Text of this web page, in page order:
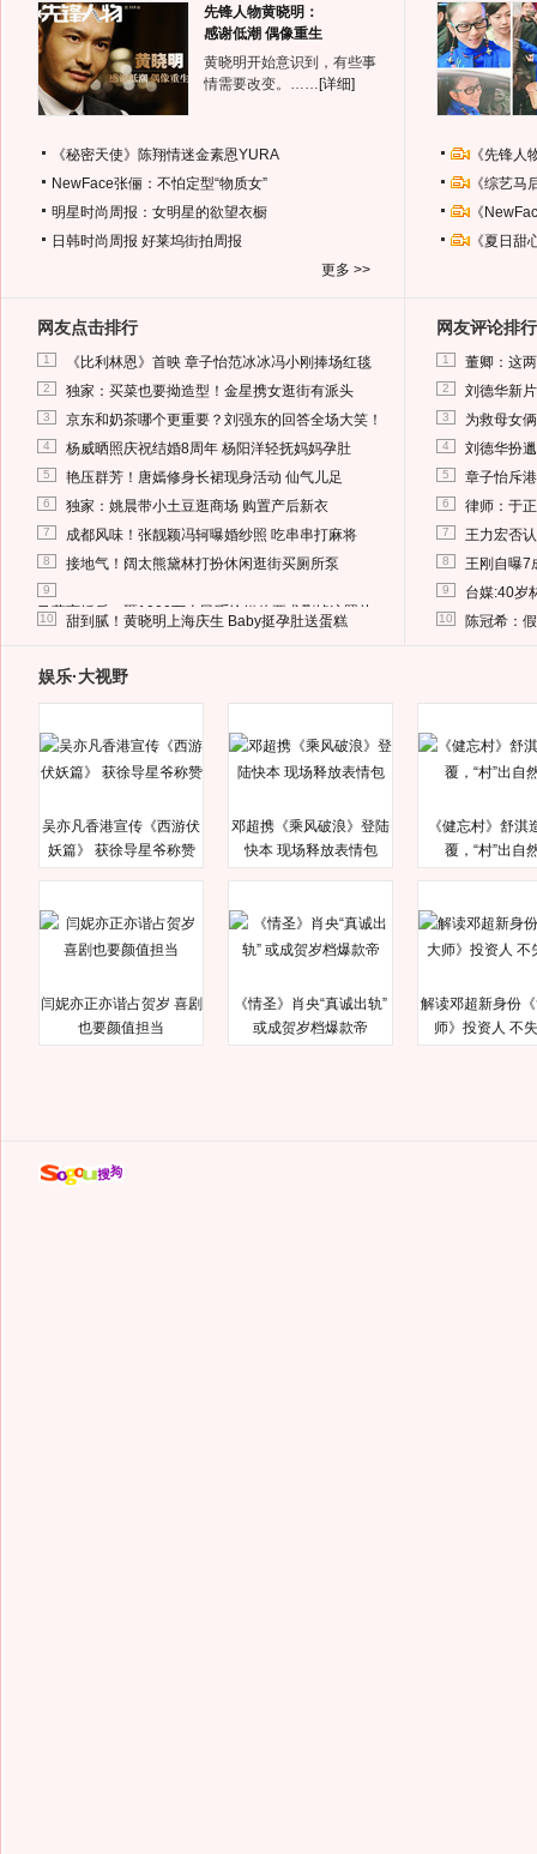
先锋人物黄晓明：
感谢低潮 偶像重生
黄晓明开始意识到，有些事
情需要改变。…… [详细]
《秘密天使》陈翔情迷金素恩YURA
NewFace张俪：不怕定型“物质女”
明星时尚周报：女明星的欲望衣橱
日韩时尚周报 好莱坞街拍周报
更多 >>
《先锋
《综艺
《
《夏日
网友点击排行
1 《比利林恩》首映 章子怡范冰冰冯小刚捧场红毯
2 独家：买菜也要拗造型！金星携女逛街有派头
3 京东和奶茶哪个更重要？刘强东的回答全场大笑！
4 杨威晒照庆祝结婚8周年 杨阳洋轻抚妈妈孕肚
5 艳压群芳！唐嫣修身长裙现身活动 仙气儿足
6 独家：姚晨带小土豆逛商场 购置产后新衣
7 成都风味！张靓颖冯轲曝婚纱照 吃串串打麻将
8 接地气！阔太熊黛林打扮休闲逛街买厕所泵
9
马蓉离婚后，砸1000万人民币给媒体要求删掉这照片
10 甜到腻！黄晓明上海庆生 Baby挺孕肚送蛋糕
网友评论排行
1 董卿：这
2 刘德华新
3 为救母女
4 刘德华扮
5 章子怡斥
6 律师：于
7 王力宏否
8 王刚自曝7
9 台媒:40岁
10 陈冠希：
娱乐·大视野
吴亦凡香港宣传《西游伏
妖篇》 获徐导星爷称赞
邓超携《乘风破浪》登陆
快本 现场释放表情包
《健忘村》舒淇
覆，“村”出自
闫妮亦正亦谐占贺岁 喜剧
也要颜值担当
《情圣》肖央“真诚出轨”
或成贺岁档爆款帝
解读邓超新身份
师》投资人 不